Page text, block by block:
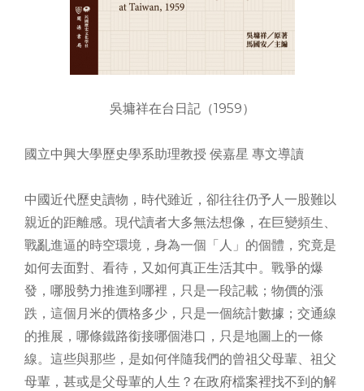
吳墉祥在台日記（1959）
國立中興大學歷史學系助理教授 侯嘉星 專文導讀
中國近代歷史讀物，時代雖近，卻往往仍予人一股難以
親近的距離感。現代讀者大多無法想像，在巨變頻生、
戰亂進逼的時空環境，身為一個「人」的個體，究竟是
如何去面對、看待，又如何真正生活其中。戰爭的爆
發，哪股勢力推進到哪裡，只是一段記載；物價的漲
跌，這個月米的價格多少，只是一個統計數據；交通線
的推展，哪條鐵路銜接哪個港口，只是地圖上的一條
線。這些與那些，是如何伴隨我們的曾祖父母輩、祖父
母輩，甚或是父母輩的人生？在政府檔案裡找不到的解